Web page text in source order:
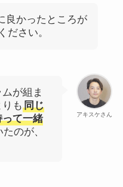
良かったところが
ださい。
アキスケさん
が組ま
も 同じ
て一緒
のが、